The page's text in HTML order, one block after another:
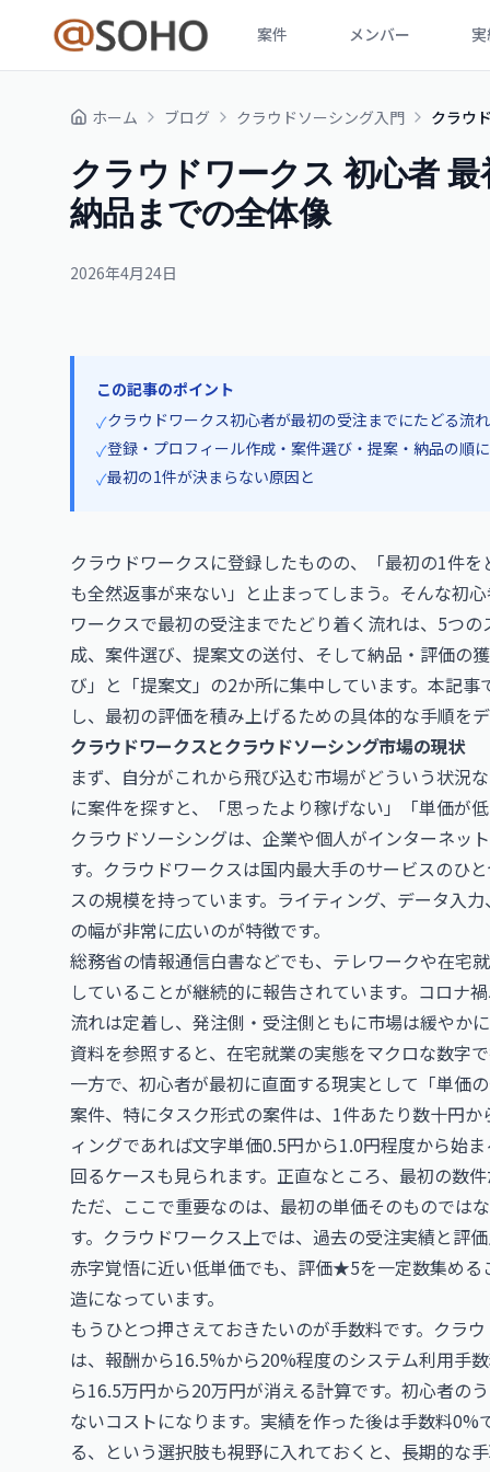
案件 メンバー
ホーム ブログ クラウドソーシング入門 クラウ
クラウドワークス 初心者
納品までの全体像
2026年4月24日
この記事のポイント
✓クラウドワークス初心者が最初の受注までにたどる流
✓登録・プロフィール作成・案件選び・提案・納品の順
✓最初の1件が決まらない原因と
クラウドワークスに登録したものの、「最初の1件
も全然返事が来ない」と止まってしまう。そんな初
ワークスで最初の受注までたどり着く流れは、5つ
成、案件選び、提案文の送付、そして納品・評価の
び」と「提案文」の2か所に集中しています。本記
し、最初の評価を積み上げるための具体的な手順を
クラウドワークスとクラウドソーシング市場の現状
まず、自分がこれから飛び込む市場がどういう状況
に案件を探すと、「思ったより稼げない」「単価が
クラウドソーシングは、企業や個人がインターネッ
す。クラウドワークスは国内最大手のサービスのひ
スの規模を持っています。ライティング、データ入
の幅が非常に広いのが特徴です。
総務省の情報通信白書などでも、テレワークや在宅
していることが継続的に報告されています。コロナ
流れは定着し、発注側・受注側ともに市場は緩やか
資料を参照すると、在宅就業の実態をマクロな数字
一方で、初心者が最初に直面する現実として「単価
案件、特にタスク形式の案件は、1件あたり数十円
ィングであれば文字単価0.5円から1.0円程度から始
回るケースも見られます。正直なところ、最初の数
ただ、ここで重要なのは、最初の単価そのものでは
す。クラウドワークス上では、過去の受注実績と評
赤字覚悟に近い低単価でも、評価★5を一定数集め
造になっています。
もうひとつ押さえておきたいのが手数料です。クラ
は、報酬から16.5%から20%程度のシステム利用手
ら16.5万円から20万円が消える計算です。初心者の
ないコストになります。実績を作った後は手数料
る、という選択肢も視野に入れておくと、長期的な